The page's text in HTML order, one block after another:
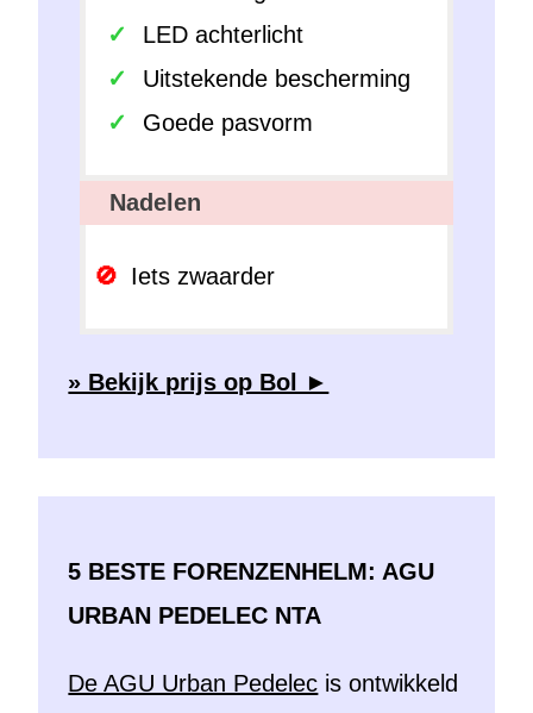
LED achterlicht
Uitstekende bescherming
Goede pasvorm
Nadelen
Iets zwaarder
» Bekijk prijs op Bol ►
5 BESTE FORENZENHELM: AGU
URBAN PEDELEC NTA
De AGU Urban Pedelec is ontwikkeld